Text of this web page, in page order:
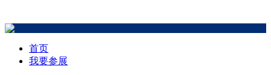
首页
我要参展